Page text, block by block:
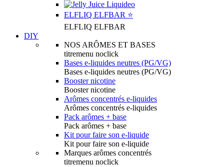
ELFLIQ ELFBAR ⭐️
ELFLIQ ELFBAR
DIY
NOS ARÔMES ET BASES
titremenu noclick
Bases e-liquides neutres (PG/VG)
Bases e-liquides neutres (PG/VG)
Booster nicotine
Booster nicotine
Arômes concentrés e-liquides
Arômes concentrés e-liquides
Pack arômes + base
Pack arômes + base
Kit pour faire son e-liquide
Kit pour faire son e-liquide
Marques arômes concentrés
titremenu noclick